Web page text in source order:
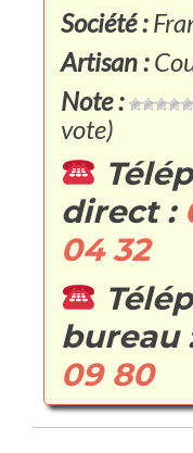
Société :
Artisan :
Note :
vote)
direct :
04 32
bureau
09 80